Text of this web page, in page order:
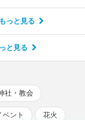
っと見る
と見る
社・教会
ベント 花火